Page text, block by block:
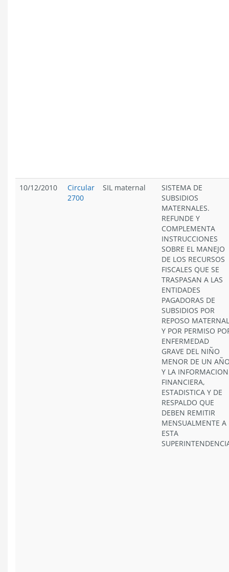
10/12/2010
Circular
2700
SIL maternal
SISTEMA DE
SUBSIDIOS
MATERNALES.
REFUNDE Y
COMPLEMENTA
INSTRUCCIONES
SOBRE EL MANEJO
DE LOS RECURSOS
FISCALES QUE SE
TRASPASAN A LAS
ENTIDADES
PAGADORAS DE
SUBSIDIOS POR
REPOSO MATERNAL
Y POR PERMISO
ENFERMEDAD
GRAVE DEL NIÑO
MENOR DE UN
Y LA INFORMACION
FINANCIERA,
ESTADISTICA Y DE
RESPALDO QUE
DEBEN REMITIR
MENSUALMENTE A
ESTA